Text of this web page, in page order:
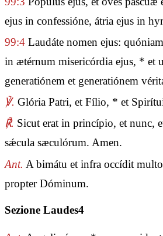
ejus in confessióne, átria ejus in
99:4 Laudáte nomen ejus:
in ætérnum misericórdia ejus, * et
generatiónem et generatiónem
℣. Glória Patri, et Fílio, * et
℟. Sicut erat in princípio, et nunc,
sǽcula sæculórum. Amen.
Ant. A bimátu et infra occídit
propter Dóminum.
Sezione Laudes4